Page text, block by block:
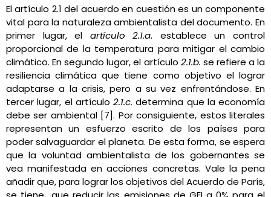
El artículo 2.1 del acuerdo en cuestión es un componente
vital para la naturaleza ambientalista del documento. En
primer lugar, el artículo 2.1.a. establece un control
proporcional de la temperatura para mitigar el cambio
climático. En segundo lugar, el artículo 2.1.b. se refiere a la
resiliencia climática que tiene como objetivo el lograr
adaptarse a la crisis, pero a su vez enfrentándose. En
tercer lugar, el artículo 2.1.c.determina que la economía
debe ser ambiental [7]. Por consiguiente, estos literales
representan un esfuerzo escrito de los países para
poder salvaguardar el planeta. De esta forma, se espera
que la voluntad ambientalista de los gobernantes se
vea manifestada en acciones concretas. Vale la pena
añadir que, para lograr los objetivos del Acuerdo de París,